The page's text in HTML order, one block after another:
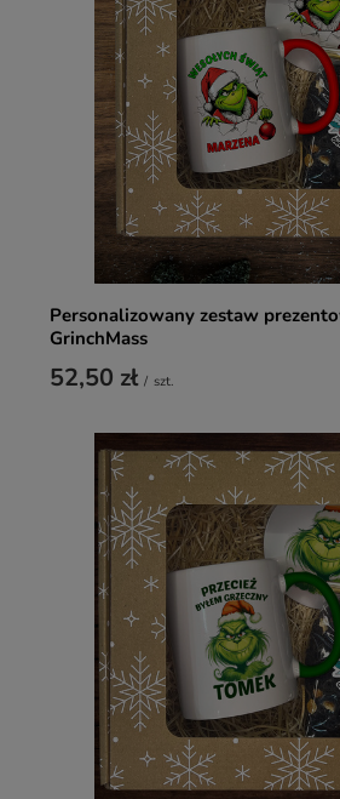
Personalizowany zestaw
GrinchMass
52,50 zł / szt.